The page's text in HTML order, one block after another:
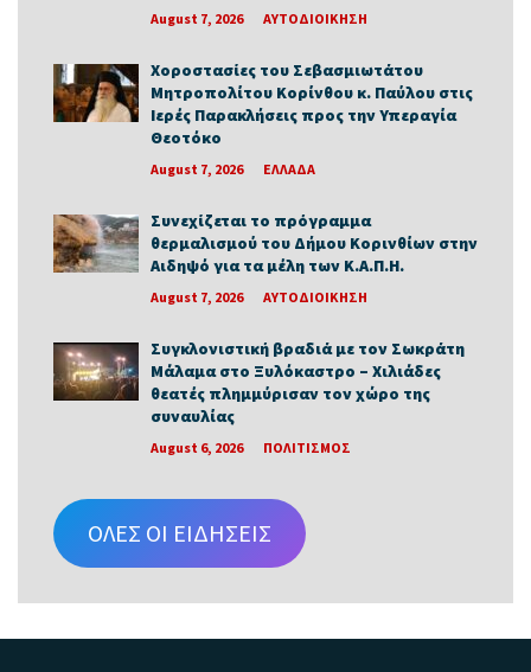
August 7, 2026 ΑΥΤΟΔΙΟΙΚΗΣΗ
Χοροστασίες του Σεβασμιωτάτου
Μητροπολίτου Κορίνθου κ. Παύλου στις
Ιερές Παρακλήσεις προς την Υπεραγία
Θεοτόκο
August 7, 2026 ΕΛΛΑΔΑ
Συνεχίζεται το πρόγραμμα
θερμαλισμού του Δήμου Κορινθίων στην
Αιδηψό για τα μέλη των Κ.Α.Π.Η.
August 7, 2026 ΑΥΤΟΔΙΟΙΚΗΣΗ
Συγκλονιστική βραδιά με τον Σωκράτη
Μάλαμα στο Ξυλόκαστρο – Χιλιάδες
θεατές πλημμύρισαν τον χώρο της
συναυλίας
August 6, 2026 ΠΟΛΙΤΙΣΜΟΣ
ΟΛΕΣ ΟΙ ΕΙΔΗΣΕΙΣ